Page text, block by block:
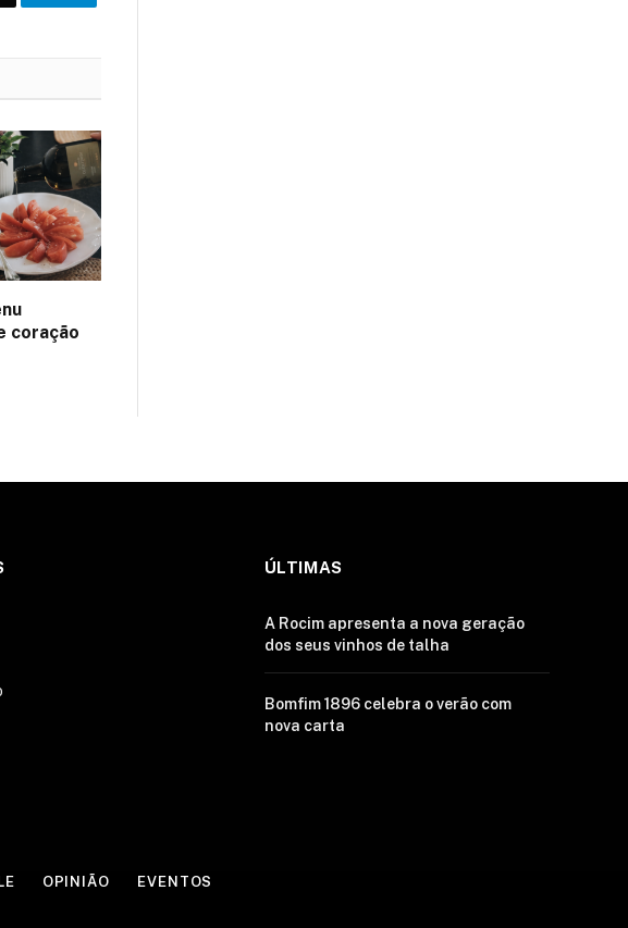
coração
ÚLTIMAS
A Rocim apresenta a nova geração
dos seus vinhos de talha
Bomfim 1896 celebra o verão com
nova carta
OPINIÃO EVENTOS